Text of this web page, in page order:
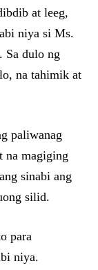
at leeg,
niya si Ms.
Sa dulo ng
na tahimik at
paliwanag
na magiging
sinabi ang
silid.
para
niya.